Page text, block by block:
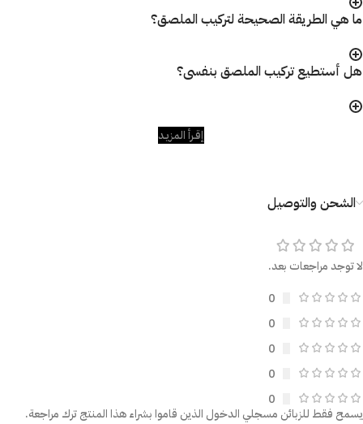
ما هي الطريقة الصحيحة لتركيب الملصق؟
هل أستطيع تركيب الملصق بنفسى؟
إقـرأ المزيـد
الشحن والتوصيل
لا توجد مراجعات بعد.
0
0
0
0
0
يسمح فقط للزبائن مسجلي الدخول الذين قاموا بشراء هذا المنتج ترك مراجعة.